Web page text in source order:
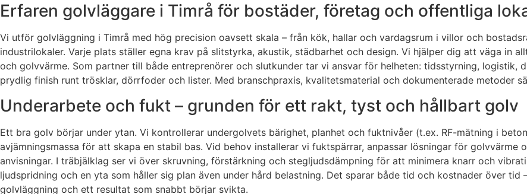
Erfaren golvläggare i Timrå för bostäder, företag och offentliga
Vi utför golvläggning i Timrå med hög precision oavsett skala – från kök, hallar och vardagsrum i villor och
industrilokaler. Varje plats ställer egna krav på slitstyrka, akustik, städbarhet och design. Vi hjälper dig att väga in
och golvvärme. Som partner till både entreprenörer och slutkunder tar vi ansvar för helheten: tidsstyrning, logistik,
prydlig finish runt trösklar, dörrfoder och lister. Med branschpraxis, kvalitetsmaterial och dokumenterade metoder
Underarbete och fukt – grunden för ett rakt, tyst och hållbart golv
Ett bra golv börjar under ytan. Vi kontrollerar undergolvets bärighet, planhet och fuktnivåer (t.ex. RF-mätning i
avjämningsmassa för att skapa en stabil bas. Vid behov installerar vi fuktspärrar, anpassar lösningar för
anvisningar. I träbjälklag ser vi över skruvning, förstärkning och stegljudsdämpning för att minimera knarr och
ljudspridning och en yta som håller sig plan även under hård belastning. Det sparar både tid och kostnader över
golvläggning och ett resultat som snabbt börjar svikta.